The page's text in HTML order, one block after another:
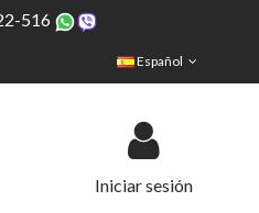
516
Español
Iniciar sesión